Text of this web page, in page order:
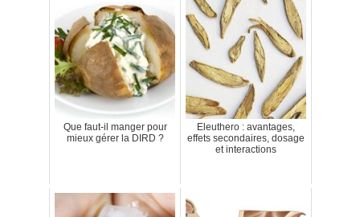
Que faut-il manger pour
mieux gérer la DIRD ?
Eleuthero : avantages,
effets secondaires, dosage
et interactions